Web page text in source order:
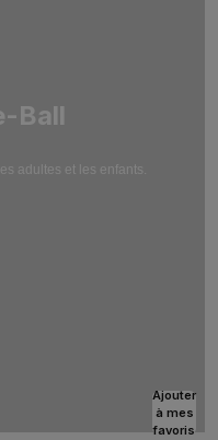
Ball
adultes et les enfants.
Ajouter
à mes
favoris